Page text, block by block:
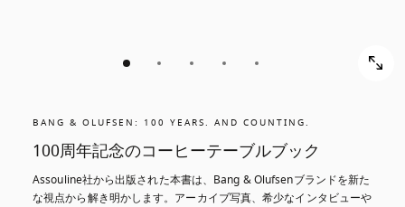
BANG & OLUFSEN: 100 YEARS. AND COUNTING.
100周年記念のコーヒーテーブルブック
Assouline社から出版された本書は、Bang & Olufsenブランドを新た
な視点から解き明かします。アーカイブ写真、希少なインタビューや